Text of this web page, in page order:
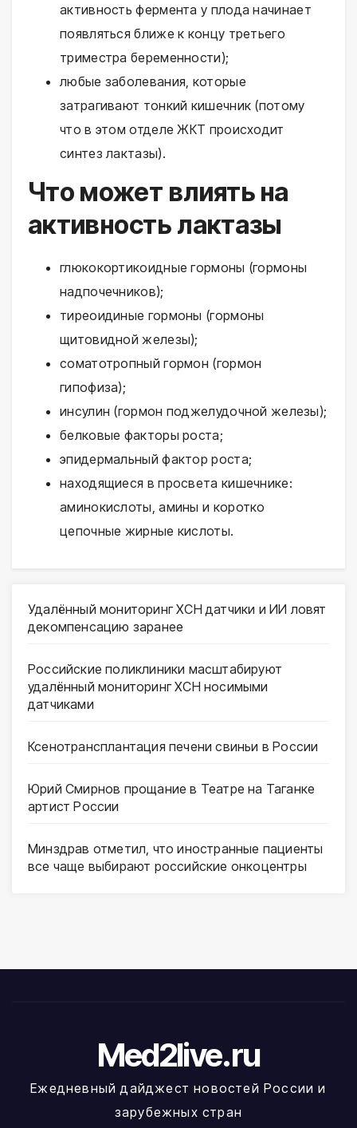
активность фермента у плода начинает
появляться ближе к концу третьего
триместра беременности);
любые заболевания, которые
затрагивают тонкий кишечник (потому
что в этом отделе ЖКТ происходит
синтез лактазы).
Что может влиять на
активность лактазы
глюкокортикоидные гормоны (гормоны
надпочечников);
тиреоидиные гормоны (гормоны
щитовидной железы);
соматотропный гормон (гормон
гипофиза);
инсулин (гормон поджелудочной железы);
белковые факторы роста;
эпидермальный фактор роста;
находящиеся в просвета кишечнике:
аминокислоты, амины и коротко
цепочные жирные кислоты.
Удалённый мониторинг ХСН датчики и ИИ ловят
декомпенсацию заранее
Российские поликлиники масштабируют
удалённый мониторинг ХСН носимыми
датчиками
Ксенотрансплантация печени свиньи в России
Юрий Смирнов прощание в Театре на Таганке
артист России
Минздрав отметил, что иностранные пациенты
все чаще выбирают российские онкоцентры
Med2live.ru
Ежедневный дайджест новостей России и
зарубежных стран